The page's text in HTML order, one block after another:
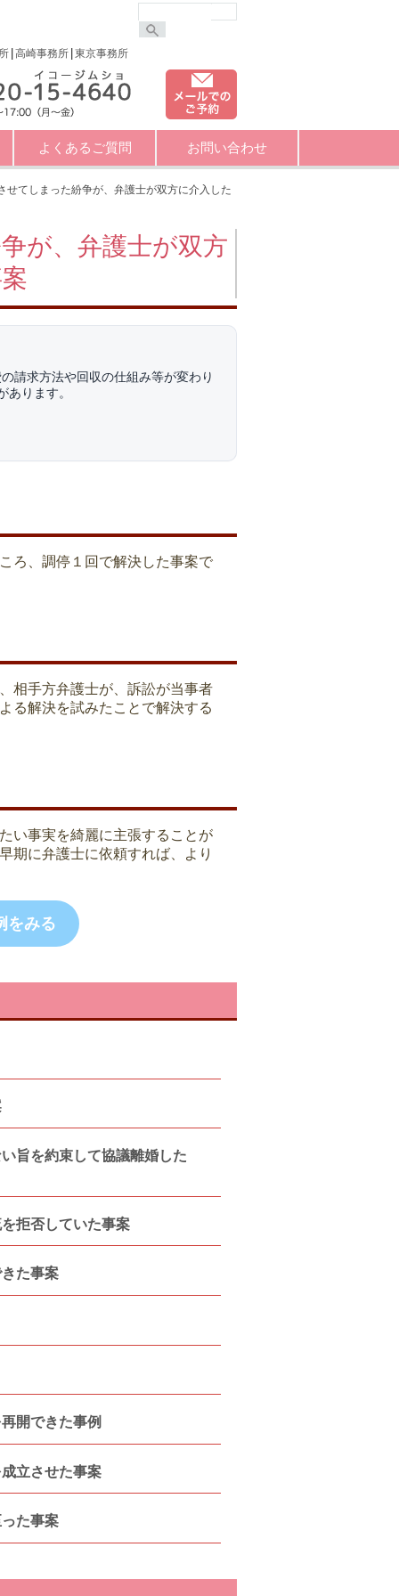
高崎事務所 東京事務所
よくあるご質問 お問い合わせ
せてしまった紛争が、弁護士が双方に介入した
が、弁護士が双方
請求方法や回収の仕組み等が変わり
ります。
ろ、調停１回で解決した事案で
相手方弁護士が、訴訟が当事者
る解決を試みたことで解決する
い事実を綺麗に主張することが
期に弁護士に依頼すれば、より
をみる
旨を約束して協議離婚した
拒否していた事案
た事案
開できた事例
立させた事案
た事案